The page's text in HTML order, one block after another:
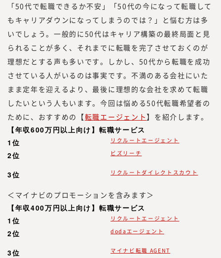
供していく事としました。
現在、みらいワークスに登録いただいている
プロフェッショナル人材は8万名を越えまし
た。国内最大級のプロフェッショナル人材の
ためのプラットフォームとして、多くのプロ
フェッショナル人材の働き方や、企業でのプ
ロフェッショナル人材の採用・活用を見てき
た知見をもって、フラットな目線で「本当に
必要とされる情報」を提供していきたいと思
っております。
「本当に必要とされる情報」を提供するため
には、われわれが欲しい情報を提供するので
はなく、読者の目線で調査・研究をした情報
を提供する必要があります。
業、人的資本経営／リスキリング、サステナ
ビリティ等、かつてないものを創る「挑戦
者」です。
つまり、読者の目線で活動するには、みらい
ワークス総合研究所に携わる編集者、記者、
「50代で転職できるか不安」「50代の今になって転職して
もキャリアダウンになってしまうのでは？」と悩む方は多
いでしょう。一般的に50代はキャリア構築の最終局面と見
られることが多く、それまでに転職を完了させておくのが
理想だとする声も多いです。しかし、50代から転職を成功
させている人がいるのは事実です。不満のある会社にいた
まま定年を迎えるより、最後に理想的な会社を求めて転職
したいという人もいます。今回は悩める50代転職希望者の
ために、おすすめの【転職エージェント】を紹介します。
【年収600万円以上向け】転職サービス
1位
リクルートエージェント
2位 ビズリーチ
3位 リクルートダイレクトスカウト
＜マイナビのプロモーションを含みます＞
【年収400万円以上向け】転職サービス
1位
リクルートエージェント
2位 dodaエージェント
3位 マイナビ転職 AGENT